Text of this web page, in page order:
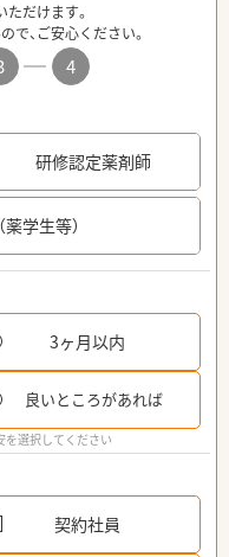
だけます。
で、ご安心ください。
4
研修認定薬剤師
学生等）
3ヶ月以内
良いところがあれば
を選択してください
契約社員